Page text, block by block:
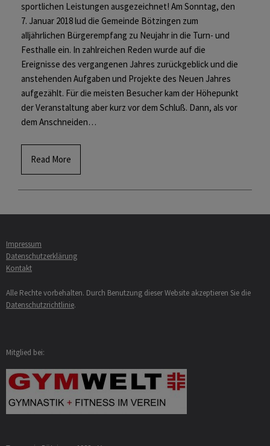
sportlichen Leistungen ausgezeichnet! Am Sonntag, den
7. Januar 2018 lud die Gemeinde Bötzingen zum
alljährlichen Bürgerempfang zu Neujahr in die Turn- und
Festhalle ein. In zahlreichen Reden wurde auf die
Ereignisse des vergangenen Jahres zurückgeblick und die
anstehenden Aufgaben und Projekte des Neuen Jahres
aufgezählt. Für die meisten Besucher kam der Höhepunkt
der Veranstaltung aber kurz vor dem Schluß. Dann, als vor
dem Anschneiden…
Read More
Impressum
Datenschutzerklärung
Kontakt
Alle Rechte vorbehalten. Durch Benutzung dieser Website akzeptieren Sie die
Datenschutzrichtlinie.
Mitglied bei: